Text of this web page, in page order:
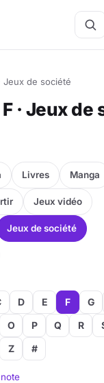
Jeux de société
· Jeux de
Livres Manga
Jeux vidéo
Jeux de société
D E F G
O P Q R
Z #
note